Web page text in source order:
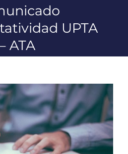
UPTA
ATA